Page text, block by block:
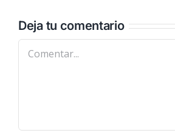
Deja tu comentario
Comentar